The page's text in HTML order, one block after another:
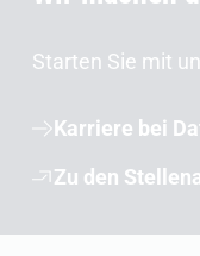
Starten Sie mit
Karriere bei
Zu den